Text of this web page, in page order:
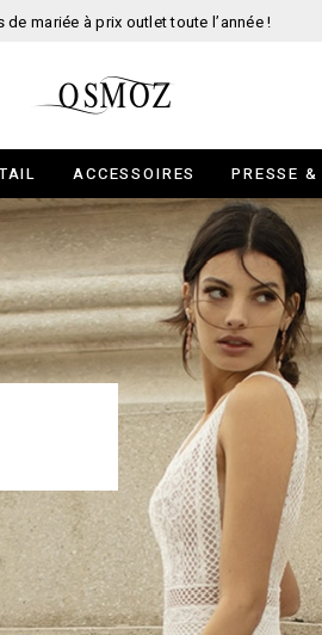
de mariée à prix outlet toute l’année !
ACCESSOIRES PRESSE